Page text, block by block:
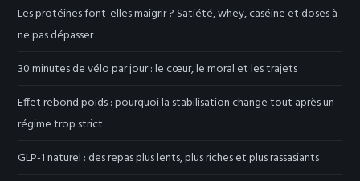
Les protéines font-elles maigrir ? Satiété, whey, caséine et doses à
ne pas dépasser
30 minutes de vélo par jour : le cœur, le moral et les trajets
Effet rebond poids : pourquoi la stabilisation change tout après un
régime trop strict
GLP-1 naturel : des repas plus lents, plus riches et plus rassasiants